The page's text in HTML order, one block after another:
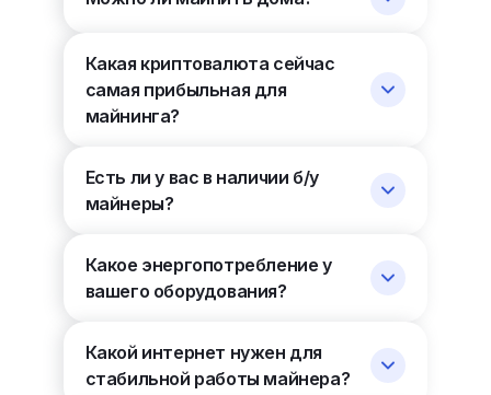
Какая криптовалюта сейчас
самая прибыльная для
майнинга?
Есть ли у вас в наличии б/у
майнеры?
Какое энергопотребление у
вашего оборудования?
Какой интернет нужен для
стабильной работы майнера?